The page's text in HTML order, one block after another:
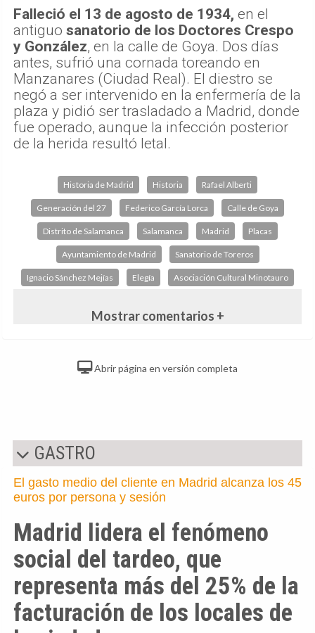
Falleció el 13 de agosto de 1934, en el
antiguo sanatorio de los Doctores Crespo
y González, en la calle de Goya. Dos días
antes, sufrió una cornada toreando en
Manzanares (Ciudad Real). El diestro se
negó a ser intervenido en la enfermería de la
plaza y pidió ser trasladado a Madrid, donde
fue operado, aunque la infección posterior
de la herida resultó letal.
Historia de Madrid Historia Rafael Alberti
Generación del 27 Federico García Lorca Calle de Goya
Distrito de Salamanca Salamanca Madrid Placas
Ayuntamiento de Madrid Sanatorio de Toreros
Ignacio Sánchez Mejías Elegía Asociación Cultural Minotauro
Mostrar comentarios +
Abrir página en versión completa
GASTRO
El gasto medio del cliente en Madrid alcanza los 45
euros por persona y sesión
Madrid lidera el fenómeno
social del tardeo, que
representa más del 25% de la
facturación de los locales de